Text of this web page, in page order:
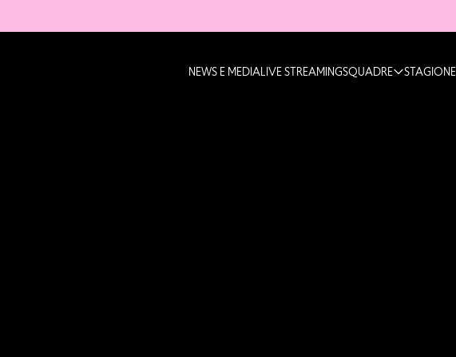
NEWS E MEDIALIVE STREAMINGSQUADRE STAGIONE